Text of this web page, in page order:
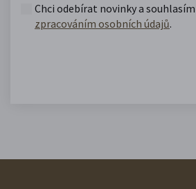
Chci odebírat novinky a souhlasím
zpracováním osobních údajů.